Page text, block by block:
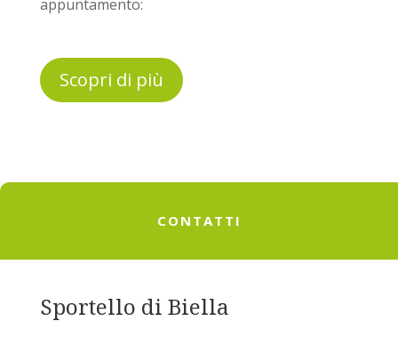
appuntamento:
Scopri di più
CONTATTI
Sportello di Biella